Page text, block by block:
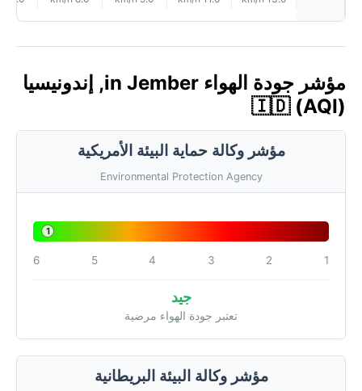
مؤشر جودة الهواء in Jember, إندونيسيا
🇮🇩 (AQI)
مؤشر وكالة حماية البيئة الأمريكية
Environmental Protection Agency
1
1
2
3
4
5
6
جيد
تعتبر جودة الهواء مرضية
مؤشر وكالة البيئة البريطانية